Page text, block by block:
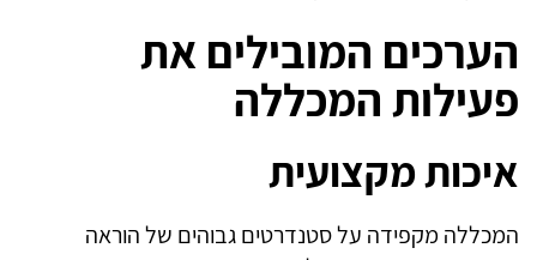
הערכים המובילים את
פעילות המכללה
איכות מקצועית
המכללה מקפידה על סטנדרטים גבוהים של הוראה